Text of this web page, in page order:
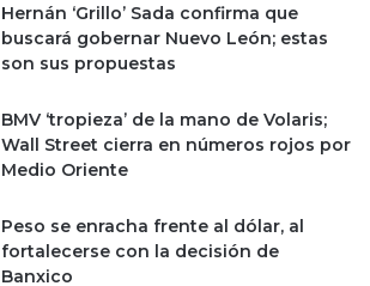
Hernán ‘Grillo’ Sada confirma que
buscará gobernar Nuevo León; estas
son sus propuestas
BMV ‘tropieza’ de la mano de Volaris;
Wall Street cierra en números rojos por
Medio Oriente
Peso se enracha frente al dólar, al
fortalecerse con la decisión de
Banxico